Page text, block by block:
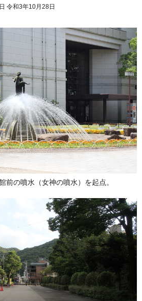
令和3年10月28日
前の噴水（女神の噴水）を起点。